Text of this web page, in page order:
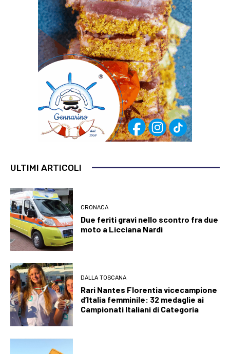
ULTIMI ARTICOLI
CRONACA
Due feriti gravi nello scontro fra due
moto a Licciana Nardi
DALLA TOSCANA
Rari Nantes Florentia vicecampione
d’Italia femminile: 32 medaglie ai
Campionati Italiani di Categoria